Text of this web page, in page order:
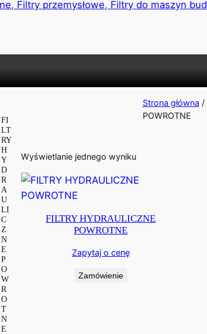
FI
LT
RY
H
Y
D
R
A
U
LI
C
Z
N
E
P
O
W
R
O
T
N
E
Strona główna /
POWROTNE
Wyświetlanie jednego wyniku
FILTRY HYDRAULICZNE
POWROTNE
Zapytaj o cenę
Zamówienie